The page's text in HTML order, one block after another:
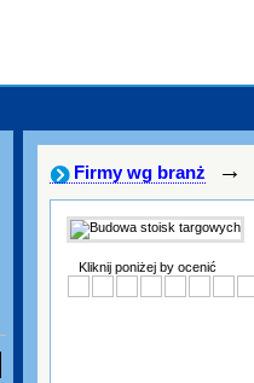
Firmy wg branż →
Kliknij poniżej by ocenić